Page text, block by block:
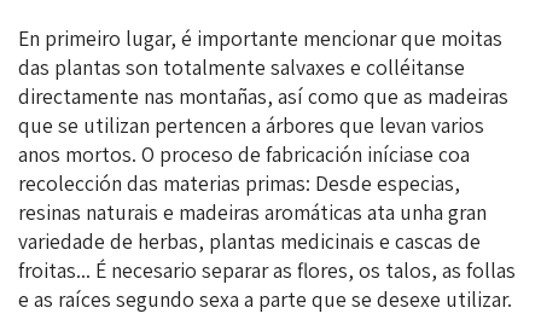
En primeiro lugar, é importante mencionar que moitas
das plantas son totalmente salvaxes e colléitanse
directamente nas montañas, así como que as madeiras
que se utilizan pertencen a árbores que levan varios
anos mortos. O proceso de fabricación iníciase coa
recolección das materias primas: Desde especias,
resinas naturais e madeiras aromáticas ata unha gran
variedade de herbas, plantas medicinais e cascas de
froitas... É necesario separar as flores, os talos, as follas
e as raíces segundo sexa a parte que se desexe utilizar.